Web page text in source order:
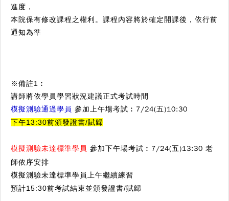
進度，
本院保有修改課程之權利。課程內容將於確定開課後，依行前
通知為準
※備註1︰
講師將依學員學習狀況建議正式考試時間
模擬測驗通過學員 參加上午場考試︰7/24(五)10:30
下午13:30前頒發證書/賦歸
模擬測驗未達標準學員 參加下午場考試︰7/24(五)13:30 老
師依序安排
模擬測驗未達標準學員上午繼續練習
預計15:30前考試結束並頒發證書/賦歸